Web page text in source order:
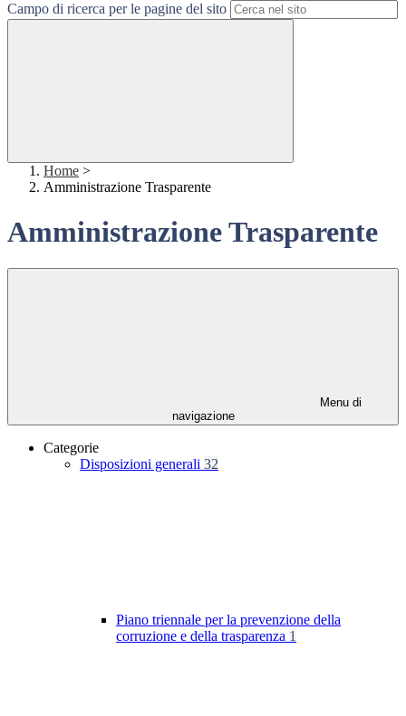
Campo di ricerca per le pagine del sito
Home >
Amministrazione Trasparente
Amministrazione Trasparente
Menu di
navigazione
Categorie
Disposizioni generali 32
Piano triennale per la prevenzione della
corruzione e della trasparenza 1